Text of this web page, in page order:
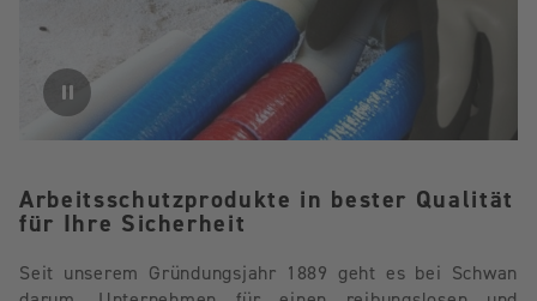
Arbeitsschutzprodukte in bester Qualität
für Ihre Sicherheit
Seit unserem Gründungsjahr 1889 geht es bei Schwan